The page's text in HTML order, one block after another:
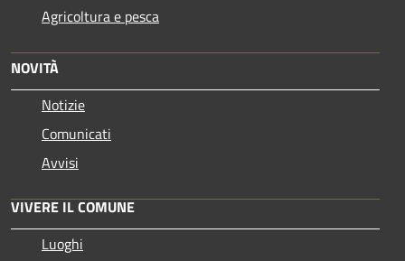
Agricoltura e pesca
NOVITÀ
Notizie
Comunicati
Avvisi
VIVERE IL COMUNE
Luoghi